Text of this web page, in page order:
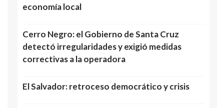
economía local
Cerro Negro: el Gobierno de Santa Cruz
detectó irregularidades y exigió medidas
correctivas a la operadora
El Salvador: retroceso democrático y crisis